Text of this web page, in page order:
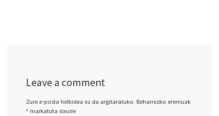
Leave a comment
Zure e-posta helbidea ez da argitaratuko. Beharrezko eremuak
*markatuta daude